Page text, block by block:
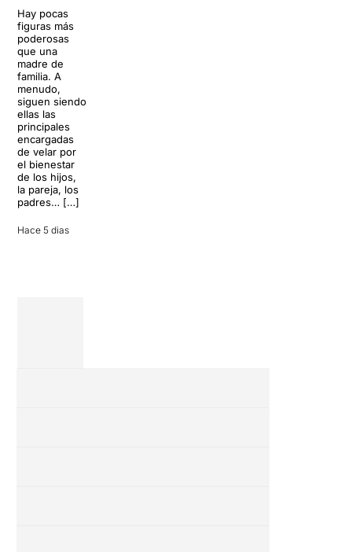
Hay pocas
figuras más
poderosas
que una
madre de
familia. A
menudo,
siguen siendo
ellas las
principales
encargadas
de velar por
el bienestar
de los hijos,
la pareja, los
padres… […]
Hace 5 dias